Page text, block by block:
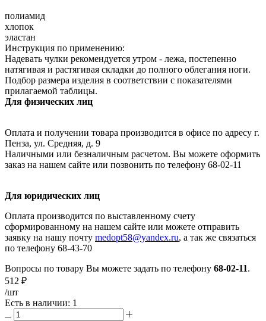
полиамид
хлопок
эластан
Инструкция по применению:
Надевать чулки рекомендуется утром - лежа, постепенно
натягивая и растягивая складки до полного облегания ноги.
Подбор размера изделия в соответствии с показателями
прилагаемой таблицы.
Для физических лиц
Оплата и получении товара производится в офисе по адресу г.
Пенза, ул. Средняя, д. 9
Наличными или безналичным расчетом. Вы можете оформить
заказ на нашем сайте или позвонить по телефону 68-02-11
Для юридических лиц
Оплата производится по выставленному счету
сформированному на нашем сайте или можете отправить
заявку на нашу почту medopt58@yandex.ru, а так же связаться
по телефону 68-43-70
Вопросы по товару Вы можете задать по телефону 68-02-11.
512 ₽
/шт
Есть в наличии: 1